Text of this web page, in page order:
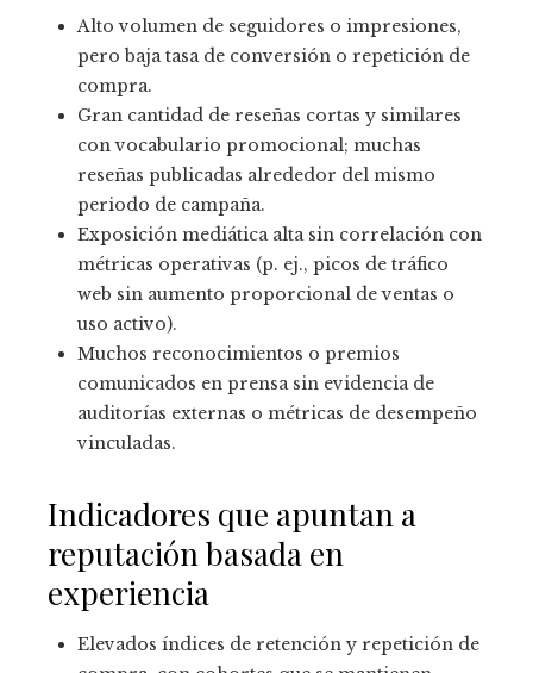
Alto volumen de seguidores o impresiones,
pero baja tasa de conversión o repetición de
compra.
Gran cantidad de reseñas cortas y similares
con vocabulario promocional; muchas
reseñas publicadas alrededor del mismo
periodo de campaña.
Exposición mediática alta sin correlación con
métricas operativas (p. ej., picos de tráfico
web sin aumento proporcional de ventas o
uso activo).
Muchos reconocimientos o premios
comunicados en prensa sin evidencia de
auditorías externas o métricas de desempeño
vinculadas.
Indicadores que apuntan a
reputación basada en
experiencia
Elevados índices de retención y repetición de